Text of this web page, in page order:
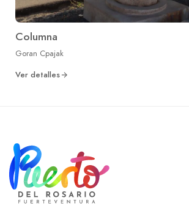
Columna
Goran Cpajak
Ver detalles